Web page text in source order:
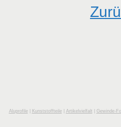
Aluprofile| Kunststoffteile| Artikelvielfalt Gewinde-